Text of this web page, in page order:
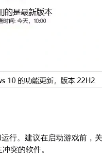
行。建议在启动游戏前，
突的软件。